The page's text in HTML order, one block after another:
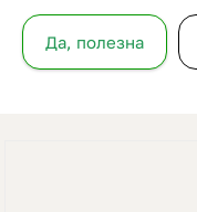
Да, полезна